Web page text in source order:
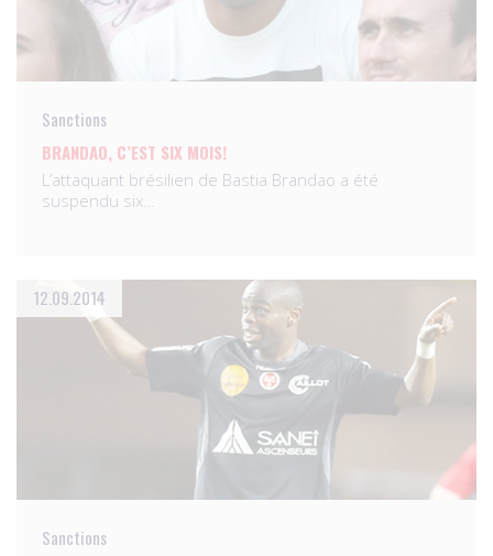
Sanctions
BRANDAO, C’EST SIX MOIS!
L’attaquant brésilien de Bastia Brandao a été
suspendu six…
12.09.2014
Sanctions